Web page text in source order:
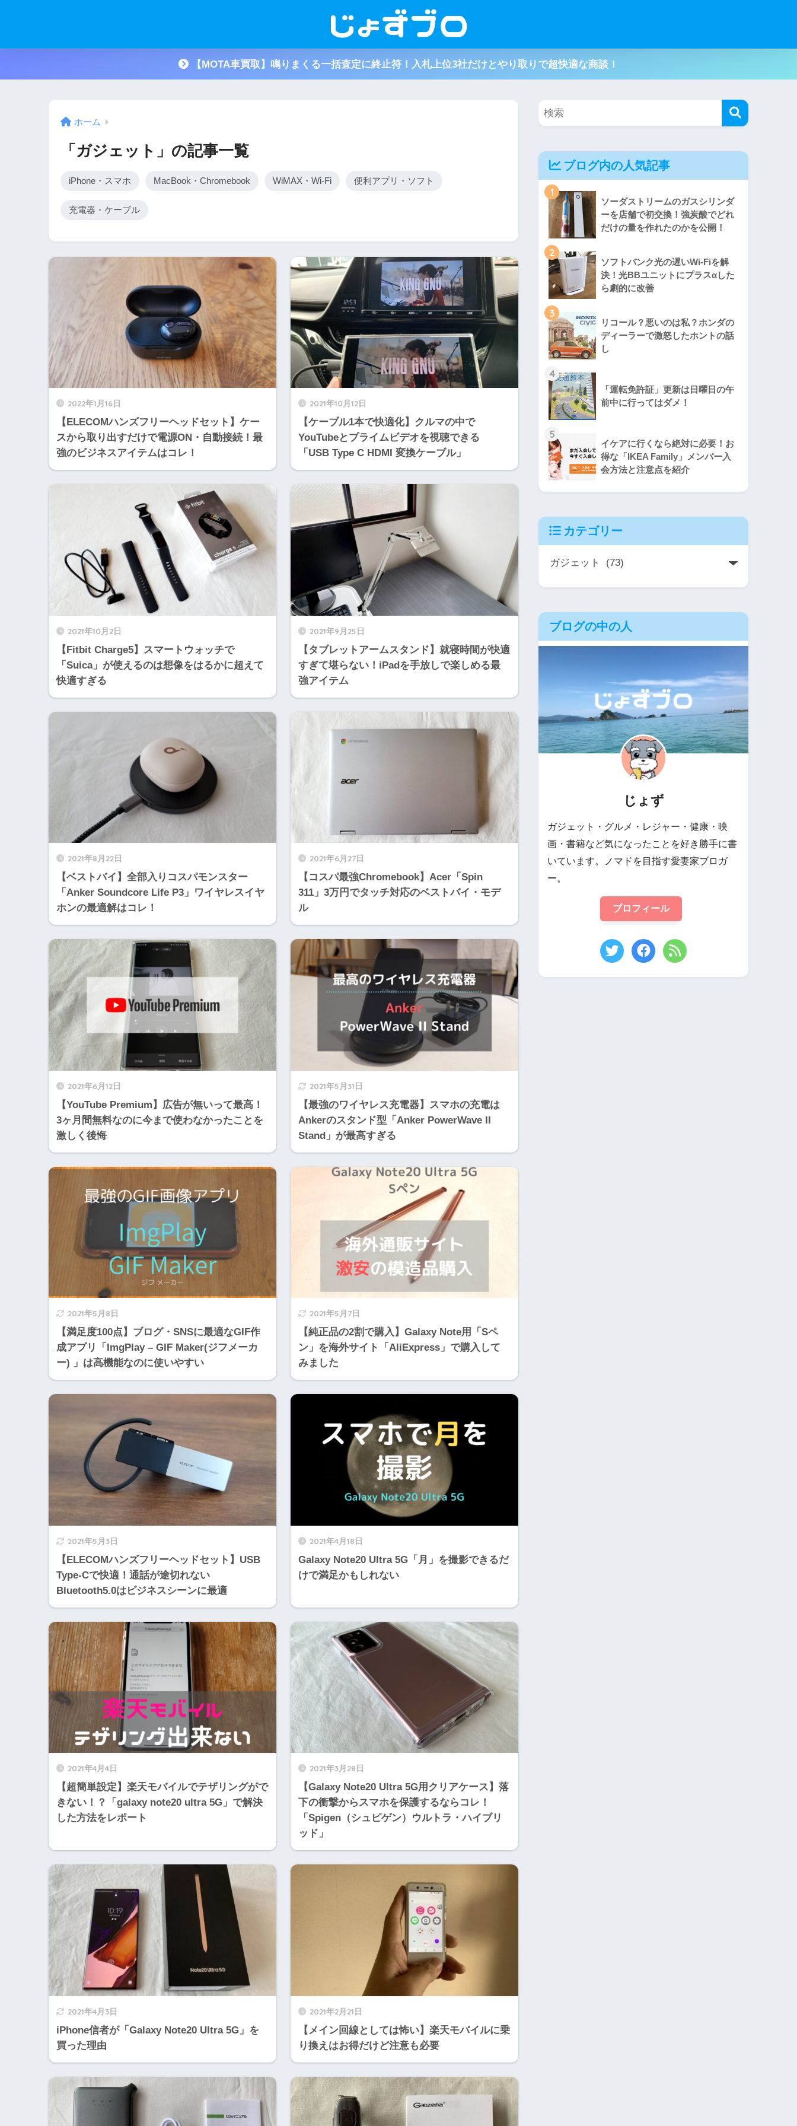
【MOTA車買取】鳴りまくる一括査定に終止符！入札上位3社だけとやり取りで超快適な商談！
ホーム
「ガジェット」の記事一覧
iPhone・スマホ MacBook・Chromebook WiMAX・Wi-Fi 便利アプリ・ソフト
充電器・ケーブル
2022年1月16日
【ELECOMハンズフリーヘッドセット】ケー
スから取り出すだけで電源ON・自動接続！最
強のビジネスアイテムはコレ！
2021年10月12日
【ケーブル1本で快適化】クルマの中で
YouTubeとプライムビデオを視聴できる
「USB Type C HDMI 変換ケーブル」
2021年10月2日
【Fitbit Charge5】スマートウォッチで
「Suica」が使えるのは想像をはるかに超えて
快適すぎる
2021年9月25日
【タブレットアームスタンド】就寝時間が快適
すぎて堪らない！iPadを手放しで楽しめる最
強アイテム
2021年8月22日
【ベストバイ】全部入りコスパモンスター
「Anker Soundcore Life P3」ワイヤレスイヤ
ホンの最適解はコレ！
2021年6月27日
【コスパ最強Chromebook】Acer「Spin
311」3万円でタッチ対応のベストバイ・モデ
ル
2021年6月12日
【YouTube Premium】広告が無いって最高！
3ヶ月間無料なのに今まで使わなかったことを
激しく後悔
2021年5月31日
【最強のワイヤレス充電器】スマホの充電は
Ankerのスタンド型「Anker PowerWave II
Stand」が最高すぎる
2021年5月8日
【満足度100点】ブログ・SNSに最適なGIF作
成アプリ「ImgPlay – GIF Maker(ジフメーカ
ー) 」は高機能なのに使いやすい
2021年5月7日
【純正品の2割で購入】Galaxy Note用「Sペ
ン」を海外サイト「AliExpress」で購入して
みました
2021年5月3日
【ELECOMハンズフリーヘッドセット】USB
Type-Cで快適！通話が途切れない
Bluetooth5.0はビジネスシーンに最適
2021年4月18日
Galaxy Note20 Ultra 5G「月」を撮影できるだ
けで満足かもしれない
2021年4月4日
【超簡単設定】楽天モバイルでテザリングがで
きない！？「galaxy note20 ultra 5G」で解決
した方法をレポート
2021年3月28日
【Galaxy Note20 Ultra 5G用クリアケース】落
下の衝撃からスマホを保護するならコレ！
「Spigen（シュピゲン）ウルトラ・ハイブリ
ッド」
2021年4月3日
iPhone信者が「Galaxy Note20 Ultra 5G」を
買った理由
2021年2月21日
【メイン回線としては怖い】楽天モバイルに乗
り換えはお得だけど注意も必要
ブログ内の人気記事
1
ソーダストリームのガスシリンダ
ーを店舗で初交換！強炭酸でどれ
だけの量を作れたのかを公開！
2
ソフトバンク光の遅いWi-Fiを解
決！光BBユニットにプラスαした
ら劇的に改善
3
リコール？悪いのは私？ホンダの
ディーラーで激怒したホントの話
し
4
「運転免許証」更新は日曜日の午
前中に行ってはダメ！
5
イケアに行くなら絶対に必要！お
得な「IKEA Family」メンバー入
会方法と注意点を紹介
カテゴリー
ブログの中の人
じょず
ガジェット・グルメ・レジャー・健康・映
画・書籍など気になったことを好き勝手に書
いています。ノマドを目指す愛妻家ブロガ
ー。
プロフィール